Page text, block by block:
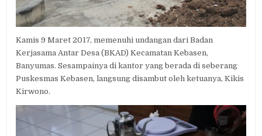
Kamis 9 Maret 2017, memenuhi undangan dari Badan
Kerjasama Antar Desa (BKAD) Kecamatan Kebasen,
Banyumas. Sesampainya di kantor yang berada di seberang
Puskesmas Kebasen, langsung disambut oleh ketuanya, Kikis
Kirwono.